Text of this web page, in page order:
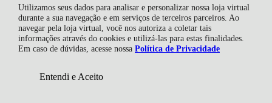
Utilizamos seus dados para analisar e personalizar nossa loja virtual
durante a sua navegação e em serviços de terceiros parceiros. Ao
navegar pela loja virtual, você nos autoriza a coletar tais
informações através do cookies e utilizá-las para estas finalidades.
Em caso de dúvidas, acesse nossa Política de Privacidade
Entendi e Aceito